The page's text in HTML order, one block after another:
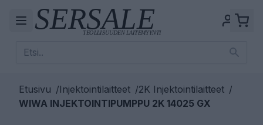
Etusivu /Injektointilaitteet /2K Injektointilaitteet /
WIWA INJEKTOINTIPUMPPU 2K 14025 GX